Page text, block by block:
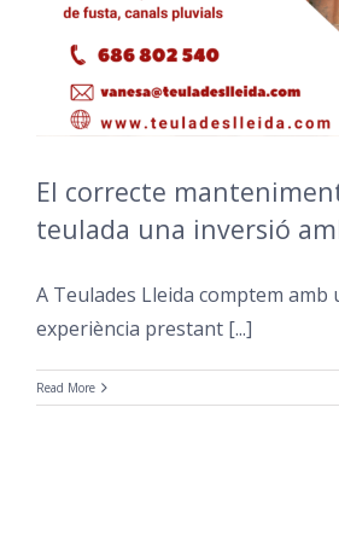
El correcte
teulada una inversió
A Teulades Lleida comptem amb
experiència prestant [...]
Read More